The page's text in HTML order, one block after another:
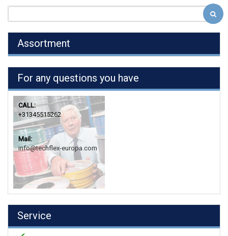
Assortment
For any questions you have
CALL:
+31345515262
Mail:
info@techflex-europa.com
Service